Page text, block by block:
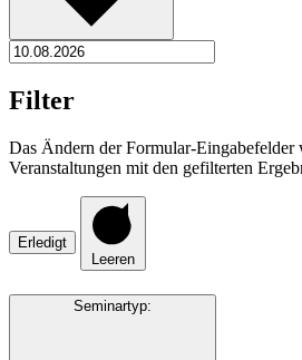
Filter
Das Ändern der Formular-Eingabefelder
Veranstaltungen mit den gefilterten
Erledigt
Leeren
Seminartyp: